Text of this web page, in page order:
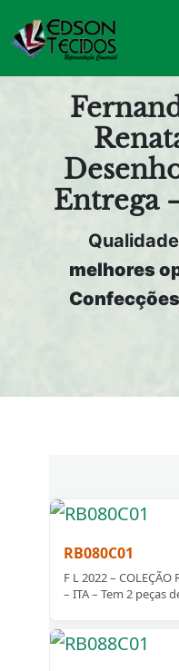
Pular
para
o
conteúdo
Entrega
melhores
RB080C01
F L 2022 – COLEÇÃO
– ITA – Tem 2 peças